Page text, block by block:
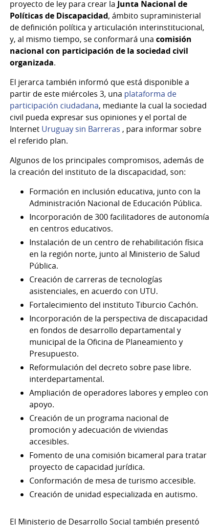
proyecto de ley para crear la Junta Nacional de
Políticas de Discapacidad, ámbito supraministerial
de definición política y articulación interinstitucional,
y, al mismo tiempo, se conformará una comisión
nacional con participación de la sociedad civil
organizada.
El jerarca también informó que está disponible a
partir de este miércoles 3, una plataforma de
participación ciudadana, mediante la cual la sociedad
civil pueda expresar sus opiniones y el portal de
Internet Uruguay sin Barreras , para informar sobre
el referido plan.
Algunos de los principales compromisos, además de
la creación del instituto de la discapacidad, son:
Formación en inclusión educativa, junto con la
Administración Nacional de Educación Pública.
Incorporación de 300 facilitadores de autonomía
en centros educativos.
Instalación de un centro de rehabilitación física
en la región norte, junto al Ministerio de Salud
Pública.
Creación de carreras de tecnologías
asistenciales, en acuerdo con UTU.
Fortalecimiento del instituto Tiburcio Cachón.
Incorporación de la perspectiva de discapacidad
en fondos de desarrollo departamental y
municipal de la Oficina de Planeamiento y
Presupuesto.
Reformulación del decreto sobre pase libre.
interdepartamental.
Ampliación de operadores labores y empleo con
apoyo.
Creación de un programa nacional de
promoción y adecuación de viviendas
accesibles.
Fomento de una comisión bicameral para tratar
proyecto de capacidad jurídica.
Conformación de mesa de turismo accesible.
Creación de unidad especializada en autismo.
El Ministerio de Desarrollo Social también presentó